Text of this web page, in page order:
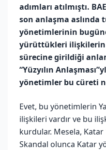
adımları atılmıştı.
son anlaşma aslında
yönetimlerinin
yürüttükleri
sürecine girildiği
“Yüzyılın
yönetimler bu cüreti
Evet, bu yönetimlerin
ilişkileri vardır ve bu
kurdular. Mesela, Katar
Skandal olunca Katar